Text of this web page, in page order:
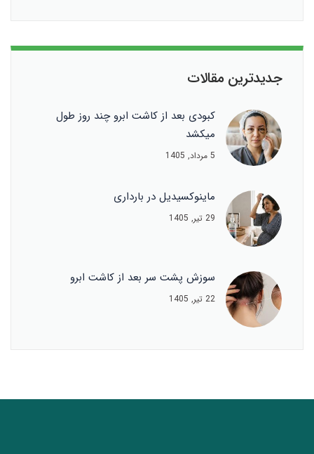
جدیدترین مقالات
کبودی بعد از کاشت ابرو چند روز طول
میکشد
5 مرداد, 1405
ماینوکسیدیل در بارداری
29 تیر, 1405
سوزش پشت سر بعد از کاشت ابرو
22 تیر, 1405